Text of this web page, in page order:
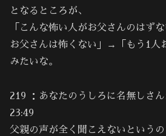
となるところが、
「こんな怖い人がお父さんのはず
お父さんは怖くない」→「もう1人
みたいな。
219 ：あなたのうしろに名無しさ
23:49
父親の声が全く聞こえないという